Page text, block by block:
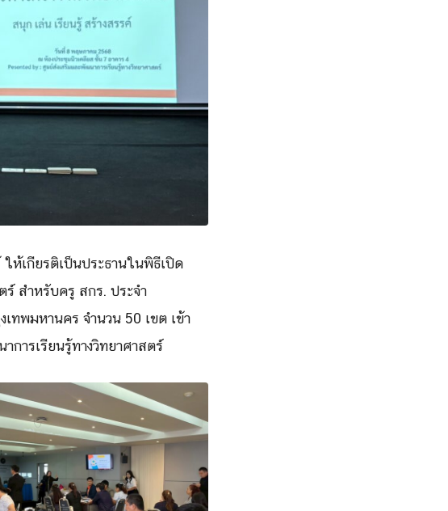
ห้เกียรติเป็นประธานในพิธีเปิด
ร์ สำหรับครู สกร. ประจำ
ทพมหานคร จำนวน 50 เขต เข้า
ารเรียนรู้ทางวิทยาศาสตร์